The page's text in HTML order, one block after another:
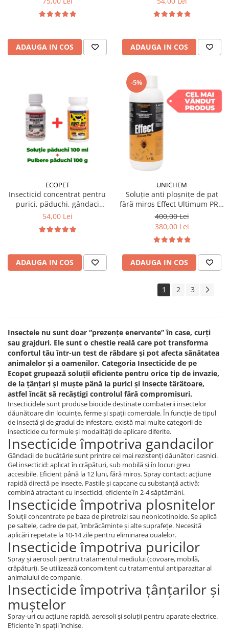
ADAUGA IN COS
pulbere Virkon S 50 gr
ADAUGA IN COS
ECOPET
Insecticid concentrat pentru
purici, păduchi, gândaci
Ectocid Forte 100 ml +
pulbere 100 gr
54,00 Lei
ADAUGA IN COS
-5%
UNICHEM
Soluție anti ploșnițe de pat
fără miros Effect Ultimum PRO
1 L
400,00 Lei
380,00 Lei
ADAUGA IN COS
1 2 3
Insectele nu sunt doar “prezențe enervante” în case, curți
sau grajduri. Ele sunt o chestie reală care pot transforma
confortul tău într-un test de răbdare și pot afecta sănătatea
animalelor și a oamenilor. Categoria Insecticide de pe
Ecopet grupează soluții eficiente pentru orice tip de invazie,
de la țânțari și muște până la purici și insecte târâtoare,
astfel încât să recâștigi controlul fără compromisuri.
Insecticidele sunt produse biocide destinate combaterii insectelor
dăunătoare din locuințe, ferme și spații comerciale. În funcție de tipul
de insectă și de gradul de infestare, există mai multe categorii de
insecticide cu formule și modalități de aplicare diferite.
Insecticide împotriva gandacilor
Gândacii de bucătărie sunt printre cei mai rezistenți dăunători casnici.
Gel insecticid: aplicat în crăpături, sub mobilă și în locuri greu
accesibile. Eficient până la 12 luni, fără miros. Spray contact: acțiune
rapidă directă pe insecte. Pastile și capcane cu substanță activă:
combină atractant cu insecticid, eficiente în 2-4 săptămâni.
Insecticide împotriva plosnitelor
Soluții concentrate pe baza de piretroizi sau neonicotinoide. Se aplică
pe saltele, cadre de pat, îmbrăcăminte și alte suprafețe. Necesită
aplicări repetate la 10-14 zile pentru eliminarea oualelor.
Insecticide împotriva puricilor
Spray și aerosoli pentru tratamentul mediului (covoare, mobilă,
crăpături). Se utilizează concomitent cu tratamentul antiparazitar al
animalului de companie.
Insecticide împotriva țânțarilor și
muștelor
Spray-uri cu acțiune rapidă, aerosoli și soluții pentru aparate electrice.
Eficiente în spații închise.